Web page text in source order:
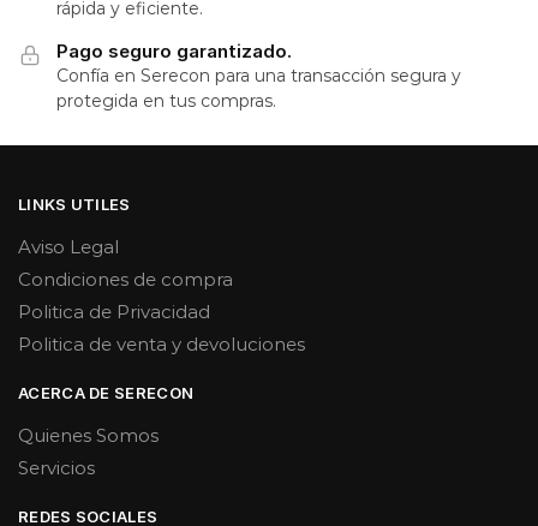
rápida y eficiente.
Pago seguro garantizado.
Confía en Serecon para una transacción segura y
protegida en tus compras.
LINKS UTILES
Aviso Legal
Condiciones de compra
Politica de Privacidad
Politica de venta y devoluciones
ACERCA DE SERECON
Quienes Somos
Servicios
REDES SOCIALES